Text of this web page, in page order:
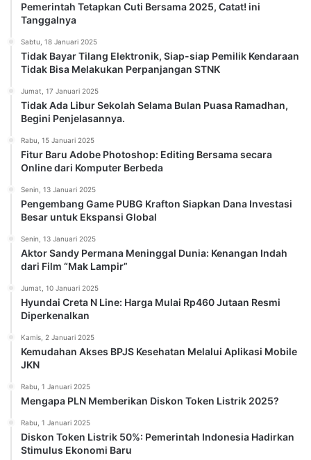
Pemerintah Tetapkan Cuti Bersama 2025, Catat! ini
Tanggalnya
Sabtu, 18 Januari 2025
Tidak Bayar Tilang Elektronik, Siap-siap Pemilik Kendaraan
Tidak Bisa Melakukan Perpanjangan STNK
Jumat, 17 Januari 2025
Tidak Ada Libur Sekolah Selama Bulan Puasa Ramadhan,
Begini Penjelasannya.
Rabu, 15 Januari 2025
Fitur Baru Adobe Photoshop: Editing Bersama secara
Online dari Komputer Berbeda
Senin, 13 Januari 2025
Pengembang Game PUBG Krafton Siapkan Dana Investasi
Besar untuk Ekspansi Global
Senin, 13 Januari 2025
Aktor Sandy Permana Meninggal Dunia: Kenangan Indah
dari Film “Mak Lampir”
Jumat, 10 Januari 2025
Hyundai Creta N Line: Harga Mulai Rp460 Jutaan Resmi
Diperkenalkan
Kamis, 2 Januari 2025
Kemudahan Akses BPJS Kesehatan Melalui Aplikasi Mobile
JKN
Rabu, 1 Januari 2025
Mengapa PLN Memberikan Diskon Token Listrik 2025?
Rabu, 1 Januari 2025
Diskon Token Listrik 50%: Pemerintah Indonesia Hadirkan
Stimulus Ekonomi Baru